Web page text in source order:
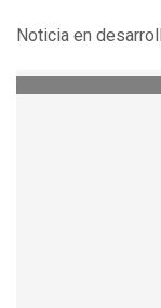
Noticia en